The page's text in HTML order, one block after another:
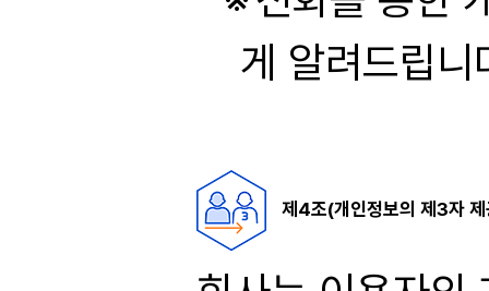
게 알려드립니
제4조(개인정보의 제3자